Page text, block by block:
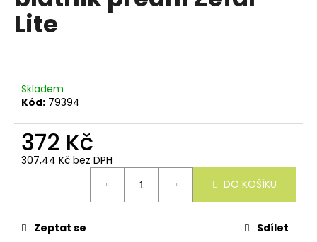
0,0
Lite
Skladem
Kód: 79394
372 Kč
307,44 Kč bez DPH
DO KOŠÍKU
Zeptat se Sdílet
n
a
t
?
HLEDAT